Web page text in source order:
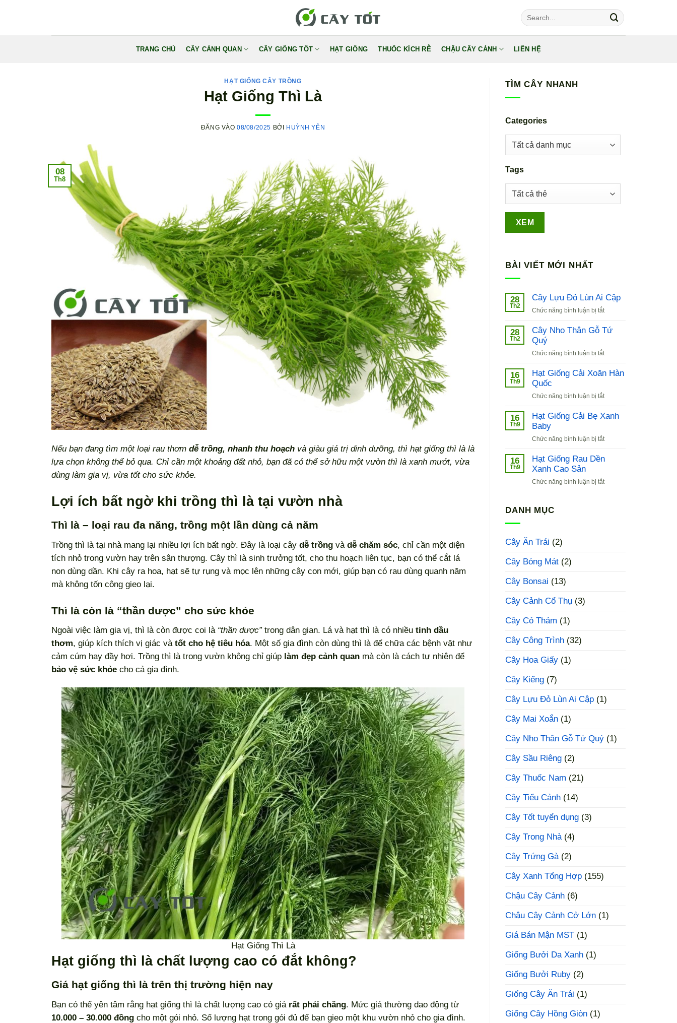
Tìm
kiếm:
TRANG CHỦ CÂY CẢNH QUAN CÂY GIỐNG TỐT HẠT GIỐNG THUỐC KÍCH RỄ CHẬU CÂY CẢNH LIÊN HỆ
HẠT GIỐNG CÂY TRỒNG
Hạt Giống Thì Là
ĐĂNG VÀO08/08/2025 BỞI HUỲNH YÊN
08
Th8
Nếu bạn đang tìm một loại rau thơm dễ trồng, nhanh thu hoạch và giàu giá trị dinh dưỡng, thì hạt giống thì là là
lựa chọn không thể bỏ qua. Chỉ cần một khoảng đất nhỏ, bạn đã có thể sở hữu một vườn thì là xanh mướt, vừa
dùng làm gia vị, vừa tốt cho sức khỏe.
Lợi ích bất ngờ khi trồng thì là tại vườn nhà
Thì là – loại rau đa năng, trồng một lần dùng cả năm
Trồng thì là tại nhà mang lại nhiều lợi ích bất ngờ. Đây là loại cây dễ trồng và dễ chăm sóc, chỉ cần một diện
tích nhỏ trong vườn hay trên sân thượng. Cây thì là sinh trưởng tốt, cho thu hoạch liên tục, bạn có thể cắt lá
non dùng dần. Khi cây ra hoa, hạt sẽ tự rụng và mọc lên những cây con mới, giúp bạn có rau dùng quanh năm
mà không tốn công gieo lại.
Thì là còn là “thần dược” cho sức khỏe
Ngoài việc làm gia vị, thì là còn được coi là “thần dược”trong dân gian. Lá và hạt thì là có nhiều tinh dầu
thơm, giúp kích thích vị giác và tốt cho hệ tiêu hóa. Một số gia đình còn dùng thì là để chữa các bệnh vặt như
cảm cúm hay đầy hơi. Trồng thì là trong vườn không chỉ giúp làm đẹp cảnh quan mà còn là cách tự nhiên để
bảo vệ sức khỏe cho cả gia đình.
Hạt Giống Thì Là
Hạt giống thì là chất lượng cao có đắt không?
Giá hạt giống thì là trên thị trường hiện nay
Bạn có thể yên tâm rằng hạt giống thì là chất lượng cao có giá rất phải chăng. Mức giá thường dao động từ
10.000 – 30.000 đồng cho một gói nhỏ. Số lượng hạt trong gói đủ để bạn gieo một khu vườn nhỏ cho gia đình.
TÌM CÂY NHANH
Categories
Tags
BÀI VIẾT MỚI NHẤT
28
Th2
Cây Lựu Đỏ Lùn Ai Cập
Chức năng bình luận bị tắtở
Lựu
Ai
28
Th2
Cây Nho Thân Gỗ Tứ
Quý
Chức năng bình luận bị tắtở
Nho
Tứ
16
Th9
Hạt Giống Cải Xoăn Hàn
Quốc
Chức năng bình luận bị tắtở
Giống
Hàn
16
Th9
Hạt Giống Cải Bẹ Xanh
Baby
Chức năng bình luận bị tắtở
Giống
Xanh
16
Th9
Hạt Giống Rau Dền
Xanh Cao Sản
Chức năng bình luận bị tắtở
DANH MỤC
Cây Ăn Trái (2)
Cây Bóng Mát (2)
Cây Bonsai (13)
Cây Cảnh Cổ Thụ (3)
Cây Cỏ Thảm (1)
Cây Công Trình (32)
Cây Hoa Giấy (1)
Cây Kiểng (7)
Cây Lựu Đỏ Lùn Ai Cập (1)
Cây Mai Xoắn (1)
Cây Nho Thân Gỗ Tứ Quý (1)
Cây Sầu Riêng (2)
Cây Thuốc Nam (21)
Cây Tiểu Cảnh (14)
Cây Tốt tuyển dụng (3)
Cây Trong Nhà (4)
Cây Trứng Gà (2)
Cây Xanh Tổng Hợp (155)
Chậu Cây Cảnh (6)
Chậu Cây Cảnh Cở Lớn (1)
Giá Bán Mận MST (1)
Giống Bưởi Da Xanh (1)
Giống Bưởi Ruby (2)
Giống Cây Ăn Trái (1)
Giống Cây Hồng Giòn (1)